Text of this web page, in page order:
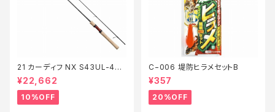
21 カーディフ NX S43UL-4
【継続セール_ロッド】【10】
¥22,662
10%OFF
C−006 堤防ヒラメセットB
¥357
20%OFF